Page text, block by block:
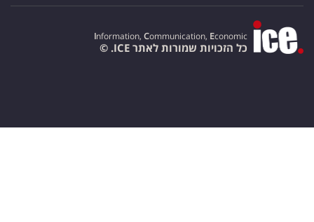
Information, Communication, Economic
כל הזכויות שמורות לאתר ICE. ©